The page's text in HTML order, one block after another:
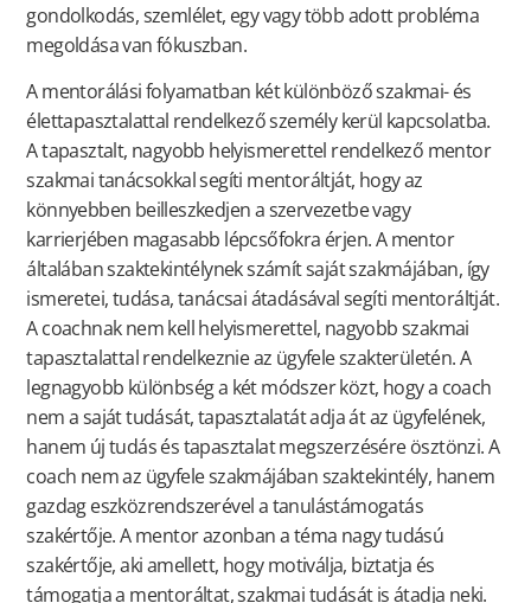
gondolkodás, szemlélet, egy vagy több adott probléma
megoldása van fókuszban.
A mentorálási folyamatban két különböző szakmai- és
élettapasztalattal rendelkező személy kerül kapcsolatba.
A tapasztalt, nagyobb helyismerettel rendelkező mentor
szakmai tanácsokkal segíti mentoráltját, hogy az
könnyebben beilleszkedjen a szervezetbe vagy
karrierjében magasabb lépcsőfokra érjen. A mentor
általában szaktekintélynek számít saját szakmájában, így
ismeretei, tudása, tanácsai átadásával segíti mentoráltját.
A coachnak nem kell helyismerettel, nagyobb szakmai
tapasztalattal rendelkeznie az ügyfele szakterületén. A
legnagyobb különbség a két módszer közt, hogy a coach
nem a saját tudását, tapasztalatát adja át az ügyfelének,
hanem új tudás és tapasztalat megszerzésére ösztönzi. A
coach nem az ügyfele szakmájában szaktekintély, hanem
gazdag eszközrendszerével a tanulástámogatás
szakértője. A mentor azonban a téma nagy tudású
szakértője, aki amellett, hogy motiválja, biztatja és
támogatja a mentoráltat, szakmai tudását is átadja neki.